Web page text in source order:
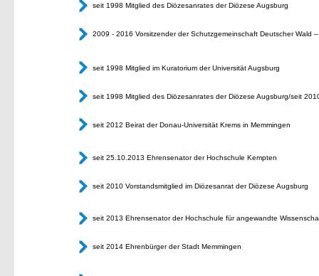
seit 1998 Mitglied des Diözesanrates der Diözese Augsburg
2009 - 2016 Vorsitzender der Schutzgemeinschaft Deutscher Wald
seit 1998 Mitglied im Kuratorium der Universität Augsburg
seit 1998 Mitglied des Diözesanrates der Diözese Augsburg/seit
seit 2012 Beirat der Donau-Universität Krems in Memmingen
seit 25.10.2013 Ehrensenator der Hochschule Kempten
seit 2010 Vorstandsmitglied im Diözesanrat der Diözese Augsburg
seit 2013 Ehrensenator der Hochschule für angewandte
seit 2014 Ehrenbürger der Stadt Memmingen